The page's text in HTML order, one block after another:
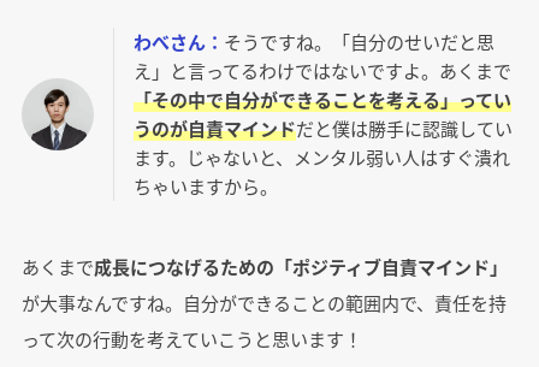
わべさん： そうですね。「自分のせいだと思
え」と言ってるわけではないですよ。あくまで
「その中で自分ができることを考える」ってい
うのが自責マインドだと僕は勝手に認識してい
ます。じゃないと、メンタル弱い人はすぐ潰れ
ちゃいますから。
あくまで成長につなげるための「ポジティブ自責マインド」
が大事なんですね。自分ができることの範囲内で、責任を持
って次の行動を考えていこうと思います！